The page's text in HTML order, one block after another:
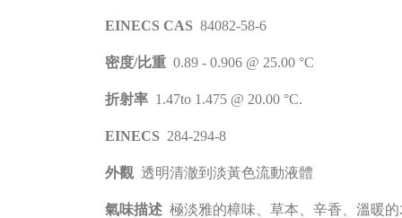
EINECS CAS 84082-58-6
密度/比重 0.89 - 0.906 @ 25.00 °C
折射率 1.47to 1.475 @ 20.00 °C.
EINECS 284-294-8
外觀 透明清澈到淡黃色流動液體
氣味描述 極淡雅的樟味、草本、辛香、溫暖